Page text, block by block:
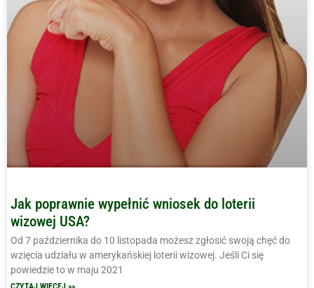
Jak poprawnie wypełnić wniosek do loterii
wizowej USA?
Od 7 października do 10 listopada możesz zgłosić swoją chęć do
wzięcia udziału w amerykańskiej loterii wizowej. Jeśli Ci się
powiedzie to w maju 2021